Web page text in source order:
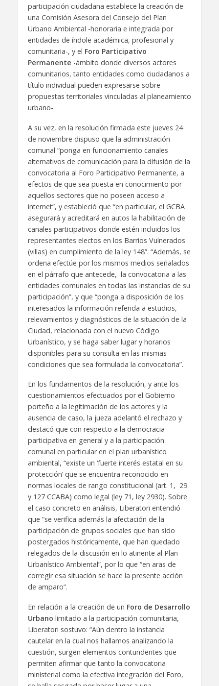
participación ciudadana establece la creación de
una Comisión Asesora del Consejo del Plan
Urbano Ambiental -honoraria e integrada por
entidades de índole académica, profesional y
comunitaria-, y el Foro Participativo
Permanente -ámbito donde diversos actores
comunitarios, tanto entidades como ciudadanos a
título individual pueden expresarse sobre
propuestas territoriales vinculadas al planeamiento
urbano-.
A su vez, en la resolución firmada este jueves 24
de noviembre dispuso que la administración
comunal “ponga en funcionamiento canales
alternativos de comunicación para la difusión de la
convocatoria al Foro Participativo Permanente, a
efectos de que sea puesta en conocimiento por
aquellos sectores que no poseen acceso a
internet”, y estableció que “en particular, el GCBA
asegurará y acreditará en autos la habilitación de
canales participativos donde estén incluidos los
representantes electos en los Barrios Vulnerados
(villas) en cumplimiento de la ley 148”. “Además, se
ordena efectúe por los mismos medios señalados
en el párrafo que antecede, la convocatoria a las
entidades comunales en todas las instancias de su
participación”, y que “ponga a disposición de los
interesados la información referida a estudios,
relevamientos y diagnósticos de la situación de la
Ciudad, relacionada con el nuevo Código
Urbanístico, y se haga saber lugar y horarios
disponibles para su consulta en las mismas
condiciones que sea formulada la convocatoria”.
En los fundamentos de la resolución, y ante los
cuestionamientos efectuados por el Gobierno
porteño a la legitimación de los actores y la
ausencia de caso, la jueza adelantó el rechazo y
destacó que con respecto a la democracia
participativa en general y a la participación
comunal en particular en el plan urbanístico
ambiental, “existe un ‘fuerte interés estatal en su
protección’ que se encuentra reconocido en
normas locales de rango constitucional (art. 1, 29
y 127 CCABA) como legal (ley 71, ley 2930). Sobre
el caso concreto en análisis, Liberatori entendió
que “se verifica además la afectación de la
participación de grupos sociales que han sido
postergados históricamente, que han quedado
relegados de la discusión en lo atinente al Plan
Urbanístico Ambiental”, por lo que “en aras de
corregir esa situación se hace la presente acción
de amparo”.
En relación a la creación de un Foro de Desarrollo
Urbano limitado a la participación comunitaria,
Liberatori sostuvo: “Aún dentro la instancia
cautelar en la cual nos hallamos analizando la
cuestión, surgen elementos contundentes que
permiten afirmar que tanto la convocatoria
ministerial como la efectiva integración del Foro,